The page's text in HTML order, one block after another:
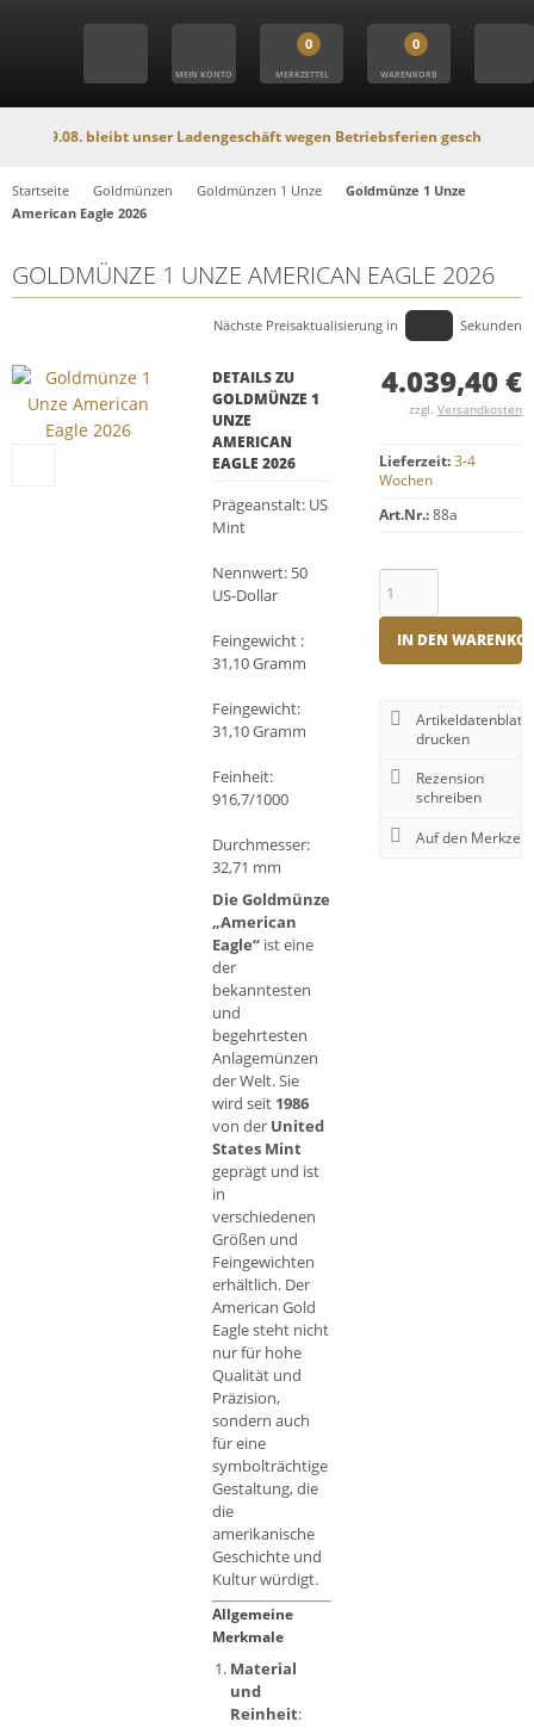
MEIN KONTO
0
MERKZETTEL
0
WARENKORB
bleibt unser Ladengeschäft wegen Betriebsferien geschlossen. In
Startseite Goldmünzen Goldmünzen 1 Unze
Goldmünze 1 Unze
American Eagle 2026
GOLDMÜNZE 1 UNZE AMERICAN EAGLE 2026
Nächste Preisaktualisierung in Sekunden
DETAILS ZU
GOLDMÜNZE 1
UNZE
AMERICAN
EAGLE 2026
Prägeanstalt: US
Mint
Nennwert: 50
US-Dollar
Feingewicht :
31,10 Gramm
Feingewicht:
31,10 Gramm
Feinheit:
916,7/1000
Durchmesser:
32,71 mm
Die Goldmünze
„American
Eagle“ ist eine
der
bekanntesten
und
begehrtesten
Anlagemünzen
der Welt. Sie
wird seit 1986
von der United
States Mint
geprägt und ist
in
verschiedenen
Größen und
Feingewichten
erhältlich. Der
American Gold
Eagle steht nicht
nur für hohe
Qualität und
Präzision,
sondern auch
für eine
symbolträchtige
Gestaltung, die
die
amerikanische
Geschichte und
Kultur würdigt.
Allgemeine
Merkmale
Material
und
Reinheit:
4.039,40 €
zzgl. Versandkosten
Lieferzeit:3-4
Wochen
Art.Nr.:88a
IN DEN
Artikeldatenblatt
drucken
Rezension
schreiben